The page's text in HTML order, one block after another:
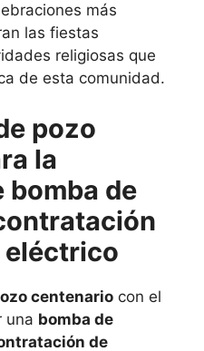
más
las fiestas
religiosas que
de esta comunidad.
pozo
la
bomba de
eléctrico
centenario con el
una bomba de
de